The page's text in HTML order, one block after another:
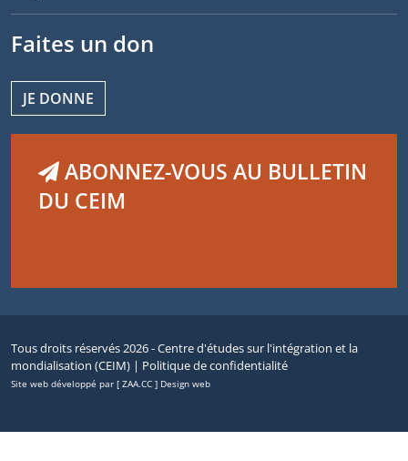
Faites un don
JE DONNE
ABONNEZ-VOUS AU BULLETIN
DU CEIM
Tous droits réservés 2026 - Centre d'études sur l'intégration et la
mondialisation (CEIM) | Politique de confidentialité
Site web développé par [ ZAA.CC ] Design web